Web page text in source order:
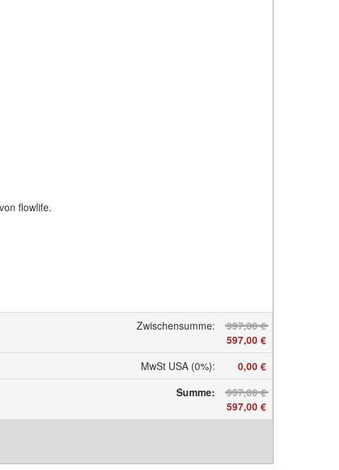
von flowlife.
Zwischensumme:
997,00 €
597,00 €
MwSt USA (0%):
0,00 €
Summe:
997,00 €
597,00 €